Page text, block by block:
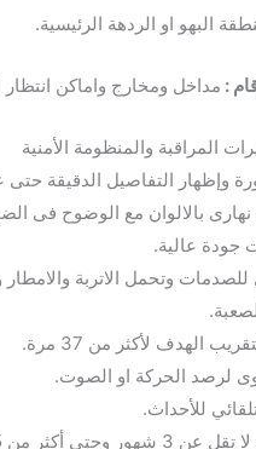
البهو او الردهة الرئيسية.
: مداخل ومخارج واماكن انتظار
المراقبة والمنظومة الأمنية
وإظهار التفاصيل الدقيقة حتى
بالالوان مع الوضوح فى
عالية.
للصدمات وتحمل الاتربة
الهدف لأكثر من 37 مرة.
لرصد الحركة او الصوت.
للأحداث.
وحتى أكثر من 5 شهور.